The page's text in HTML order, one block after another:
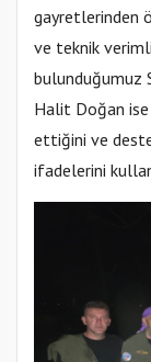
gayretlerinden
ve teknik
bulunduğumuz
Halit Doğan
ettiğini ve
ifadelerini